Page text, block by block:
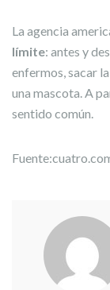
La agencia
límite: antes y
enfermos, sacar
una mascota. A
sentido común.